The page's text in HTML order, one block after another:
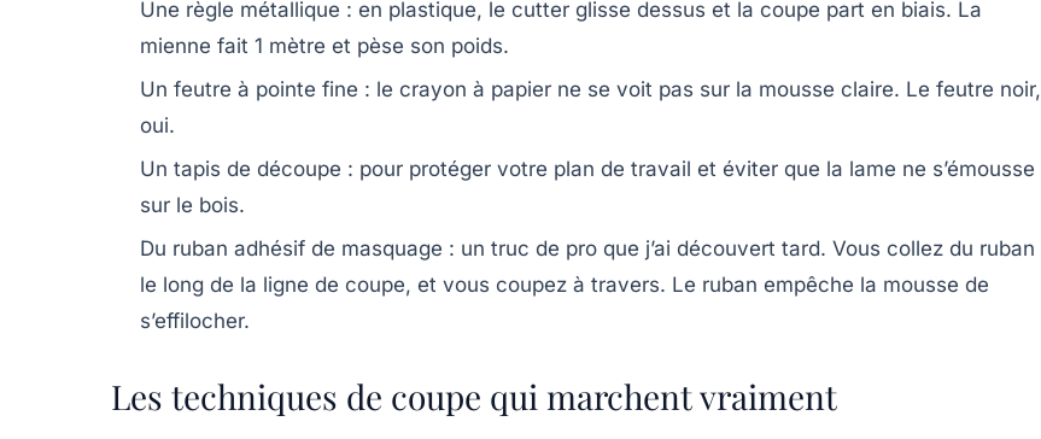
Une règle métallique : en plastique, le cutter glisse dessus et la coupe part en biais. La
mienne fait 1 mètre et pèse son poids.
Un feutre à pointe fine : le crayon à papier ne se voit pas sur la mousse claire. Le feutre noir,
oui.
Un tapis de découpe : pour protéger votre plan de travail et éviter que la lame ne s’émousse
sur le bois.
Du ruban adhésif de masquage : un truc de pro que j’ai découvert tard. Vous collez du ruban
le long de la ligne de coupe, et vous coupez à travers. Le ruban empêche la mousse de
s’effilocher.
Les techniques de coupe qui marchent vraiment